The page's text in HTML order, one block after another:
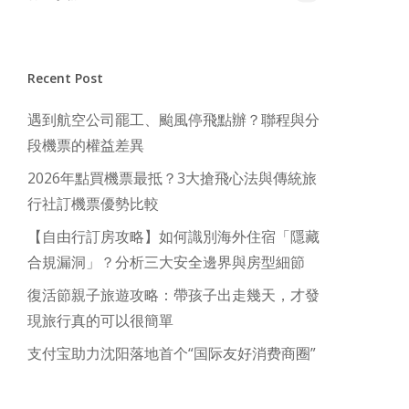
Recent Post
遇到航空公司罷工、颱風停飛點辦？聯程與分
段機票的權益差異
2026年點買機票最抵？3大搶飛心法與傳統旅
行社訂機票優勢比較
【自由行訂房攻略】如何識別海外住宿「隱藏
合規漏洞」？分析三大安全邊界與房型細節
復活節親子旅遊攻略：帶孩子出走幾天，才發
現旅行真的可以很簡單
支付宝助力沈阳落地首个“国际友好消费商圈”